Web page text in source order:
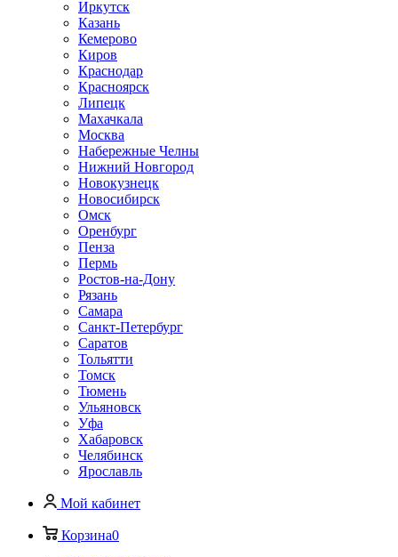
Иркутск
Казань
Кемерово
Киров
Краснодар
Красноярск
Липецк
Махачкала
Москва
Набережные Челны
Нижний Новгород
Новокузнецк
Новосибирск
Омск
Оренбург
Пенза
Пермь
Ростов-на-Дону
Рязань
Самара
Санкт-Петербург
Саратов
Тольятти
Томск
Тюмень
Ульяновск
Уфа
Хабаровск
Челябинск
Ярославль
Мой кабинет
Корзина0